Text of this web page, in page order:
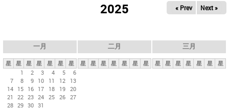
2025 « Prev Next »
一月
星 星 星 星 星 星
星
1
2 3 4 5
6
7
8 9 10 11 12
13
14 15 16 17 18 19 20
21
22 23 24 25 26 27
28 29 30 31
二月
星 星 星 星 星 星 星
三月
星 星 星 星 星 星 星